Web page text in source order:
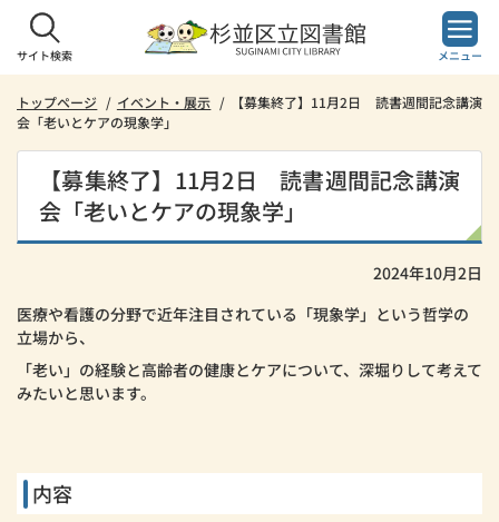
ス
サイト検索 メニュー
トップページ イベント・展示
【募集終了】11月2日 読書週間記念講演
会「老いとケアの現象学」
【募集終了】11月2日 読書週間記念講演
会「老いとケアの現象学」
2024年10月2日
医療や看護の分野で近年注目されている「現象学」という哲学の
立場から、
「老い」の経験と高齢者の健康とケアについて、深堀りして考えて
みたいと思います。
内容